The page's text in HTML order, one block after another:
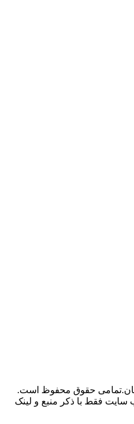
سایت فقط با ذکر منبع و لینک